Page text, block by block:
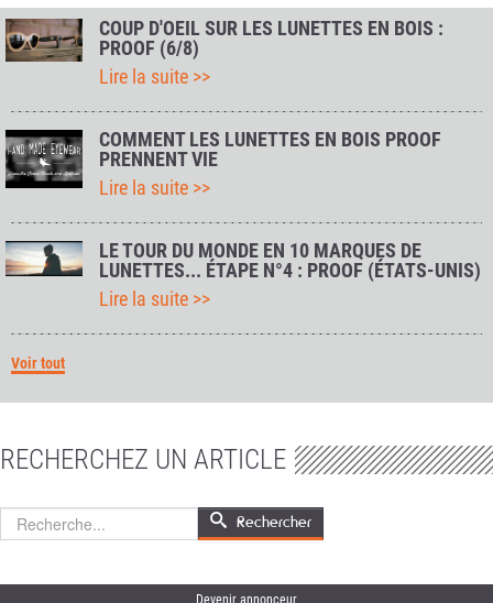
COUP D'OEIL SUR LES LUNETTES EN BOIS :
PROOF (6/8)
Lire la suite >>
COMMENT LES LUNETTES EN BOIS PROOF
PRENNENT VIE
Lire la suite >>
LE TOUR DU MONDE EN 10 MARQUES DE
LUNETTES... ÉTAPE N°4 : PROOF (ÉTATS-UNIS)
Lire la suite >>
Voir tout
RECHERCHEZ UN ARTICLE
Rechercher Rechercher
Devenir annonceur